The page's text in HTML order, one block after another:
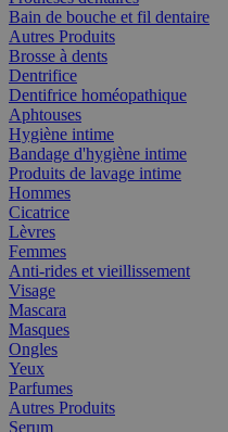
Bain de bouche et fil dentaire
Autres Produits
Brosse à dents
Dentrifice
Dentifrice homéopathique
Aphtouses
Hygiène intime
Bandage d'hygiène intime
Produits de lavage intime
Hommes
Cicatrice
Lèvres
Femmes
Anti-rides et vieillissement
Visage
Mascara
Masques
Ongles
Yeux
Parfumes
Autres Produits
Serum